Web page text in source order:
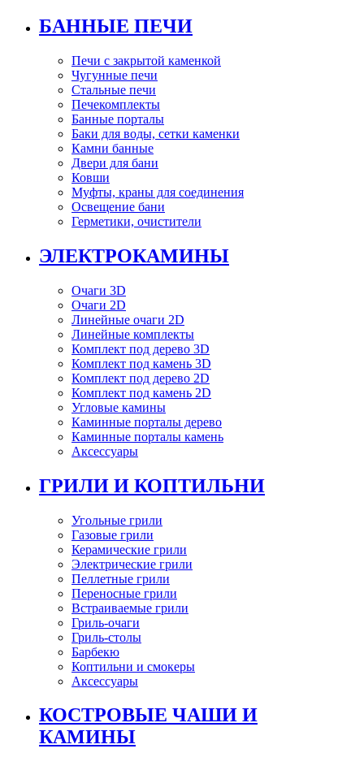
БАННЫЕ ПЕЧИ
Печи с закрытой каменкой
Чугунные печи
Стальные печи
Печекомплекты
Банные порталы
Баки для воды, сетки каменки
Камни банные
Двери для бани
Ковши
Муфты, краны для соединения
Освещение бани
Герметики, очистители
ЭЛЕКТРОКАМИНЫ
Очаги 3D
Очаги 2D
Линейные очаги 2D
Линейные комплекты
Комплект под дерево 3D
Комплект под камень 3D
Комплект под дерево 2D
Комплект под камень 2D
Угловые камины
Каминные порталы дерево
Каминные порталы камень
Аксессуары
ГРИЛИ И КОПТИЛЬНИ
Угольные грили
Газовые грили
Керамические грили
Электрические грили
Пеллетные грили
Переносные грили
Встраиваемые грили
Гриль-очаги
Гриль-столы
Барбекю
Коптильни и смокеры
Аксессуары
КОСТРОВЫЕ ЧАШИ И
КАМИНЫ